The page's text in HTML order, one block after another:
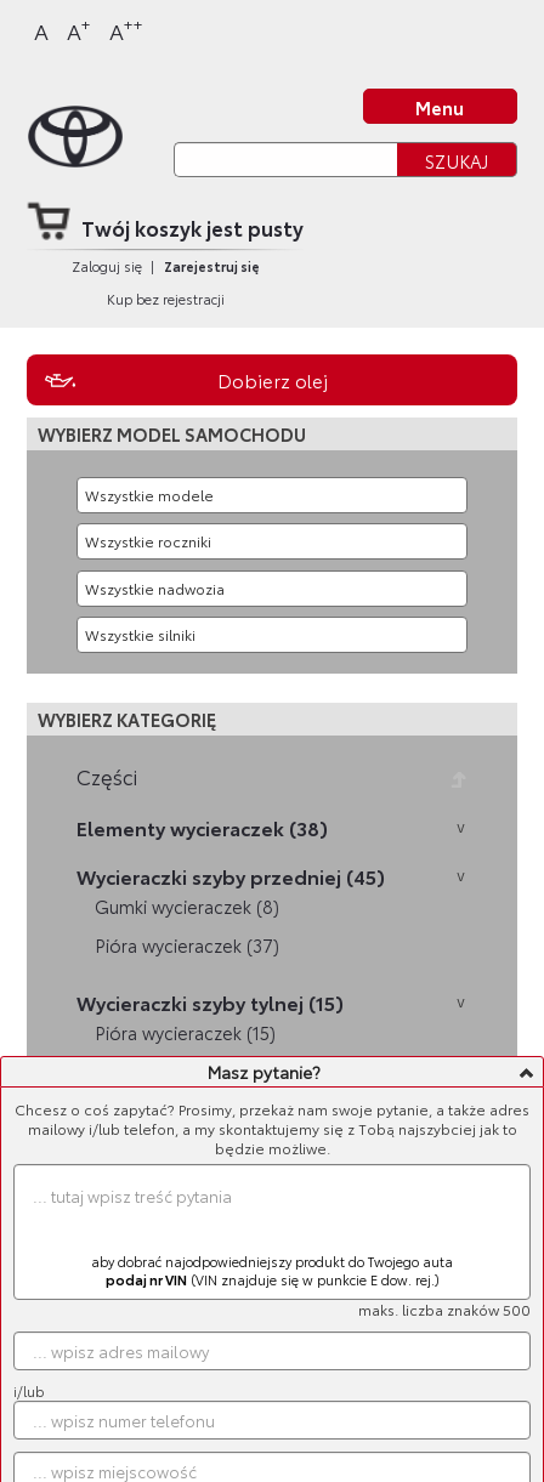
Sklep Toyota
do
nagłówka
do
bocznego
do
głównej
do
stopki
A A+ A++
Menu
Twój koszyk jest pusty
Zaloguj się |
Zarejestruj się
Kup bez rejestracji
Dobierz olej
WYBIERZ MODEL SAMOCHODU
WYBIERZ KATEGORIĘ
Części
Elementy wycieraczek (38)
Wycieraczki szyby przedniej (45)
Gumki wycieraczek (8)
Pióra wycieraczek (37)
Wycieraczki szyby tylnej (15)
Pióra wycieraczek (15)
OUTLET
LISTA PRODUKTÓW
Masz pytanie?
Chcesz o coś zapytać? Prosimy, przekaż nam swoje pytanie, a także adres
mailowy i/lub telefon, a my skontaktujemy się z Tobą najszybciej jak to
będzie możliwe.
maks. liczba znaków 500
aby dobrać najodpowiedniejszy produkt do Twojego auta
podaj nr VIN(VIN znajduje się w punkcie E dow. rej.)
i/lub